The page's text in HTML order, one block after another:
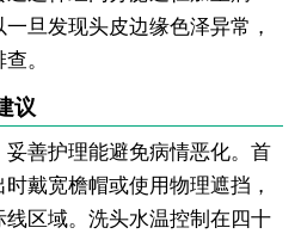
旦发现头皮边缘色泽异常，
。
议
善护理能避免病情恶化。首
戴宽檐帽或使用物理遮挡，
区域。洗头水温控制在四十